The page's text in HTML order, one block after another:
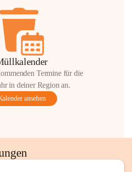
Termine für die
in deiner Region an.
ansehen